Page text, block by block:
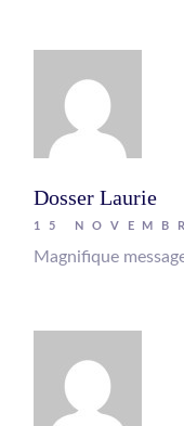
Dosser Laurie
15
Magnifique